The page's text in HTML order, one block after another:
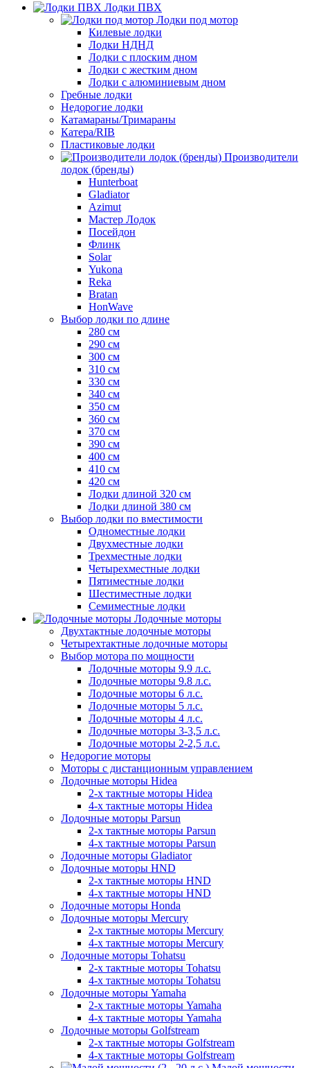
Лодки ПВХ
Лодки под мотор
Килевые лодки
Лодки НДНД
Лодки с плоским дном
Лодки с жестким дном
Лодки с алюминиевым дном
Гребные лодки
Недорогие лодки
Катамараны/Тримараны
Катера/RIB
Пластиковые лодки
Производители
лодок (бренды)
Hunterboat
Gladiator
Azimut
Мастер Лодок
Посейдон
Флинк
Solar
Yukona
Reka
Bratan
HonWave
Выбор лодки по длине
280 см
290 см
300 см
310 см
330 см
340 см
350 см
360 см
370 см
390 см
400 см
410 см
420 см
Лодки длиной 320 см
Лодки длиной 380 см
Выбор лодки по вместимости
Одноместные лодки
Двухместные лодки
Трехместные лодки
Четырехместные лодки
Пятиместные лодки
Шестиместные лодки
Семиместные лодки
Лодочные моторы
Двухтактные лодочные моторы
Четырехтактные лодочные моторы
Выбор мотора по мощности
Лодочные моторы 9.9 л.с.
Лодочные моторы 9.8 л.с.
Лодочные моторы 6 л.с.
Лодочные моторы 5 л.с.
Лодочные моторы 4 л.с.
Лодочные моторы 3-3,5 л.с.
Лодочные моторы 2-2,5 л.с.
Недорогие моторы
Моторы с дистанционным управлением
Лодочные моторы Hidea
2-х тактные моторы Hidea
4-х тактные моторы Hidea
Лодочные моторы Parsun
2-х тактные моторы Parsun
4-х тактные моторы Parsun
Лодочные моторы Gladiator
Лодочные моторы HND
2-х тактные моторы HND
4-х тактные моторы HND
Лодочные моторы Honda
Лодочные моторы Mercury
2-х тактные моторы Mercury
4-х тактные моторы Mercury
Лодочные моторы Tohatsu
2-х тактные моторы Tohatsu
4-х тактные моторы Tohatsu
Лодочные моторы Yamaha
2-х тактные моторы Yamaha
4-х тактные моторы Yamaha
Лодочные моторы Golfstream
2-х тактные моторы Golfstream
4-х тактные моторы Golfstream